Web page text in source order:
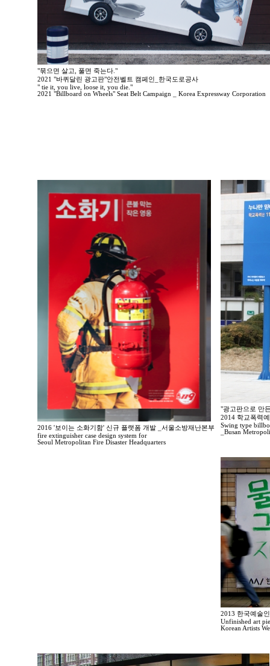
"묶으면 살고, 풀면 죽는다."
2021 "바퀴달린 광고판"안전벨트 캠페인_한국도로공사
" tie it, you live, loose it, you die."
2021 "Billboard on Wheels" Seat Belt Campaign _ Korea Expressway Corporation
2016 '보이는 소화기함' 신규 플랫폼 개발 _서울소방재난본부
fire extinguisher case design system for
Seoul Metropolitan Fire Disaster Headquarters
"광고판으로 만
2014 학교폭력
Swing type
_Busan
2013 한국예술
Unfinished art
Korean Artists